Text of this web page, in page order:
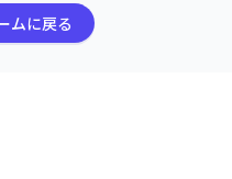
ムに戻る